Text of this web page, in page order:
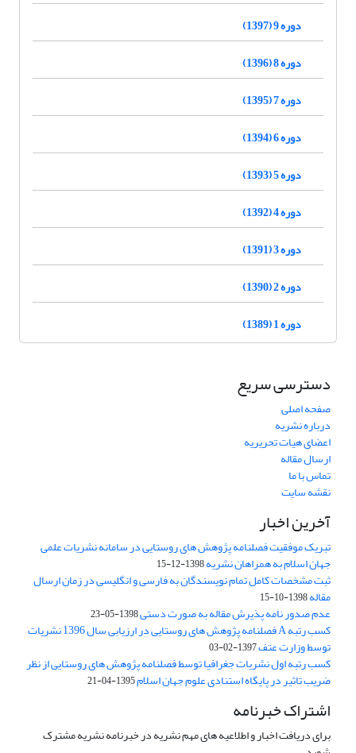
دوره 9 (1397)
دوره 8 (1396)
دوره 7 (1395)
دوره 6 (1394)
دوره 5 (1393)
دوره 4 (1392)
دوره 3 (1391)
دوره 2 (1390)
دوره 1 (1389)
دسترسی سریع
صفحه اصلی
درباره نشریه
اعضای هیات تحریریه
ارسال مقاله
تماس با ما
نقشه سایت
آخرین اخبار
تبریک موفقیت فصلنامه پژوهش های روستایی در سامانه نشریات علمی
جهان اسلام به همراهان نشریه1398-12-15
ثبت مشخصات کامل تمام نویسندگان به فارسی و انگلیسی در زمان ارسال
مقاله1398-10-15
عدم صدور نامه پذیرش مقاله به صورت دستی1398-05-23
کسب رتبه A فصلنامه پژوهش های روستایی در ارزیابی سال 1396 نشریات
توسط وزارت عتف1397-02-03
کسب رتبه اول نشریات جغرافیا توسط فصلنامه پژوهش های روستایی از نظر
ضریب تاثیر در پایگاه استنادی علوم جهان اسلام1395-04-21
اشتراک خبرنامه
برای دریافت اخبار و اطلاعیه های مهم نشریه در خبرنامه نشریه مشترک